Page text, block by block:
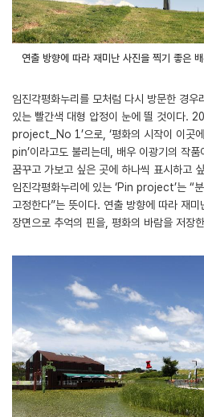
연출 방향에 따라 재미난 사진을 찍기 좋은
임진각평화누리를 모처럼 다시 방문한 경우
있는 빨간색 대형 압정이 눈에 띌 것이다.
project_No 1’으로, ‘평화의 시작이 이곳
pin’이라고도 불리는데, 배우 이광기의 작
꿈꾸고 가보고 싶은 곳에 하나씩 표시하고
임진각평화누리에 있는 ‘Pin project’는 “
고정한다”는 뜻이다. 연출 방향에 따라 재
장면으로 추억의 핀을, 평화의 바람을 저장